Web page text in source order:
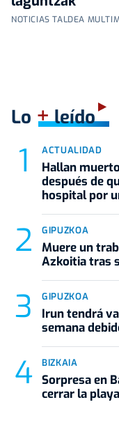
NOTICIAS TALDEA
Lo +leído
ACTUALIDAD
Hallan
después de
hospital por
GIPUZKOA
Muere un
Azkoitia tras
GIPUZKOA
Irun tendrá
semana
BIZKAIA
Sorpresa en
cerrar la